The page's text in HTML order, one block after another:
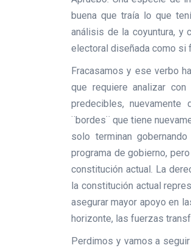
buena que traía lo que
análisis de la coyuntura, y
electoral diseñada como si
Fracasamos y ese verbo
que requiere analizar
predecibles,
¨bordes¨ que tiene
solo terminan
programa de gobierno,
constitución actual. La
la constitución actual
asegurar mayor apoyo en
horizonte, las fuerzas
Perdimos y vamos a